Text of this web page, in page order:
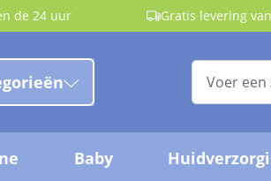
de 24 uur Gratis levering
Baby